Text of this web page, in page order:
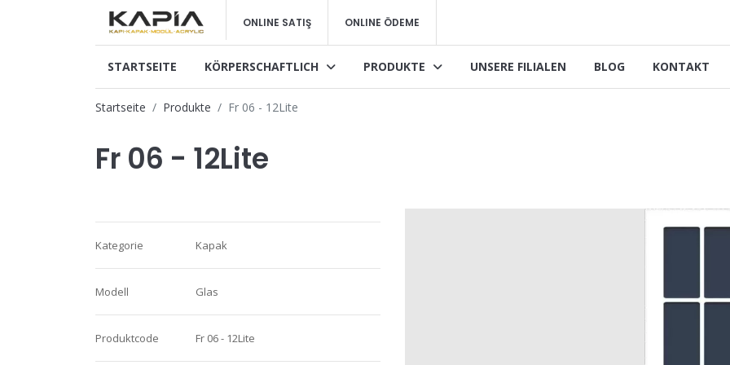
ONLINE SATIŞ ONLINE ÖDEME
STARTSEITE KÖRPERSCHAFTLICH PRODUKTE UNSERE FILIALEN BLOG KONTAKT
Startseite Produkte Fr 06 - 12Lite
Fr 06 - 12Lite
Kategorie Kapak
Modell Glas
Produktcode Fr 06 - 12Lite